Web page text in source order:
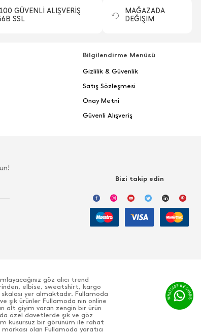
GÜVENLİ ALIŞVERİŞ
SSL
MAĞAZADA
DEĞİŞİM
Bilgilendirme Menüsü
Gizlilik & Güvenlik
Satış Sözleşmesi
Onay Metni
Güvenli Alışveriş
Bizi takip edin
göz alıcı trend
elbise, sweatshirt, kargo
yer almaktadır. Fullamoda
şık ürünler Fullamoda nın online
alt giyim varan zengin bir ürün
özel davetlerde şık ve göz
kusursuz bir görünüm ile rahat
olan Fullamoda yaratıcı